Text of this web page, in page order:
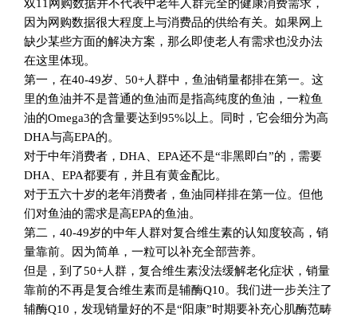
双11网购数据并不代表中老年人群完全的健康消费需求，
因为网购数据很大程度上与消费品的供给有关。如果网上
缺少某些方面的解决方案，那么即使老人有需求也没办法
在这里体现。
第一，在40-49岁、50+人群中，鱼油销量都排在第一。这
里的鱼油并不是普通的鱼油而是指高纯度的鱼油，一粒鱼
油的Omega3的含量要达到95%以上。同时，它会细分为高
DHA与高EPA的。
对于中年消费者，DHA、EPA还不是“非黑即白”的，需要
DHA、EPA都要有，并且有黄金配比。
对于五六十岁的老年消费者，鱼油同样排在第一位。但他
们对鱼油的需求是高EPA的鱼油。
第二，40-49岁的中年人群对复合维生素的认知度较高，销
量靠前。因为简单，一粒可以补充全部营养。
但是，到了50+人群，复合维生素没法缓解老化症状，销量
靠前的不再是复合维生素而是辅酶Q10。我们进一步关注了
辅酶Q10，发现销量好的不是“阳康”时期要补充心肌酶范畴